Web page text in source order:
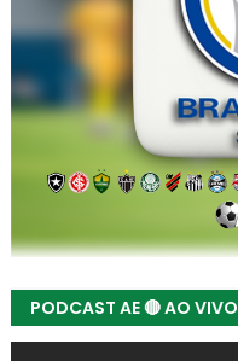
PODCAST AE 🔴 AO VIVO